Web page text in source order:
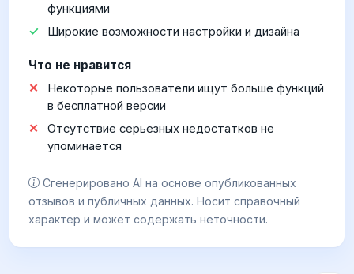
функциями
Широкие возможности настройки и дизайна
Что не нравится
Некоторые пользователи ищут больше функций
в бесплатной версии
Отсутствие серьезных недостатков не
упоминается
Сгенерировано AI на основе опубликованных
отзывов и публичных данных. Носит справочный
характер и может содержать неточности.